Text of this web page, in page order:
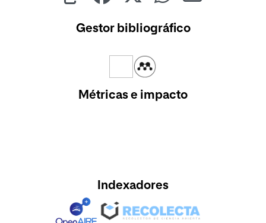
Gestor bibliográfico
Métricas e impacto
Indexadores